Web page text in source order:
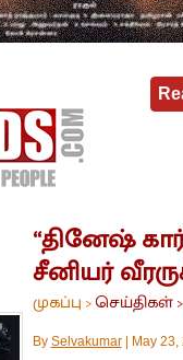
“தினேஷ்
சீனியர்
முகப்பு >செய்திகள்>
By Selvakumar| May 23,